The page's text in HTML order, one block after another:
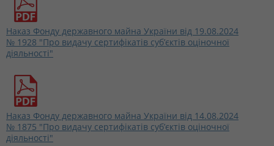
Наказ Фонду державного майна України від 19.08.2024
№ 1928 "Про видачу сертифікатів суб’єктів оціночної
діяльності"
Наказ Фонду державного майна України від 14.08.2024
№ 1875 "Про видачу сертифікатів суб’єктів оціночної
діяльності"